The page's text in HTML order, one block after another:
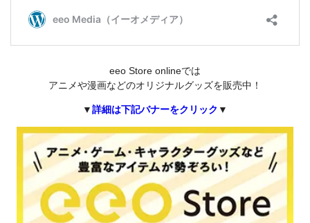
eeo Store onlineでは
アニメや漫画などのオリジナルグッズを販売中！
▼詳細は下記バナーをクリック ▼